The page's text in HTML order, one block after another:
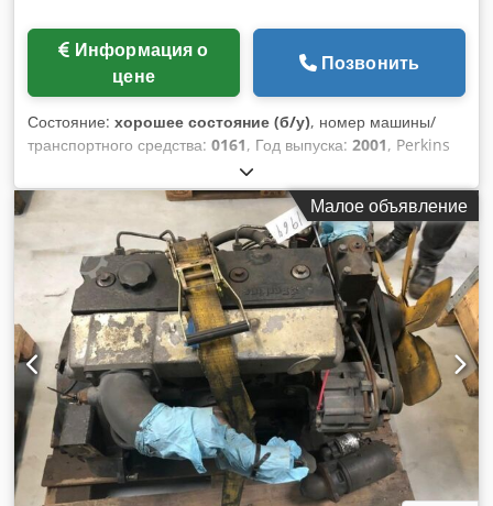
цене
Позвонить
Состояние: хорошее состояние (б/у), номер машины/
транспортного средства: 0161, Год выпуска: 2001, Perkins
PERKINS от Uniktruck Dcjdpfx Amsyuhf Nsyek
Малое объявление